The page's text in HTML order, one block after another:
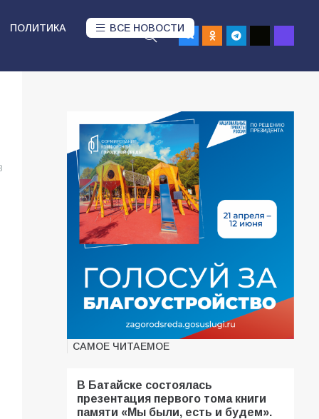
ПОЛИТИКА ВСЕ НОВОСТИ
САМОЕ ЧИТАЕМОЕ
В Батайске состоялась
презентация первого тома книги
памяти «Мы были, есть и будем».